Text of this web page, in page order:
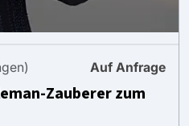
Auf Anfrage
Zauberer zum